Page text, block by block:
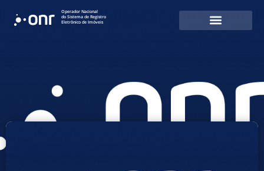
Operador Nacional
do Sistema de Registro
Eletrônico de Imóveis